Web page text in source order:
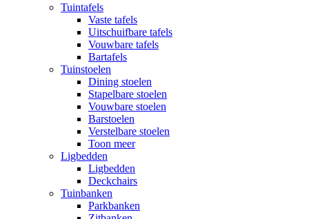
Tuintafels
Vaste tafels
Uitschuifbare tafels
Vouwbare tafels
Bartafels
Tuinstoelen
Dining stoelen
Stapelbare stoelen
Vouwbare stoelen
Barstoelen
Verstelbare stoelen
Toon meer
Ligbedden
Ligbedden
Deckchairs
Tuinbanken
Parkbanken